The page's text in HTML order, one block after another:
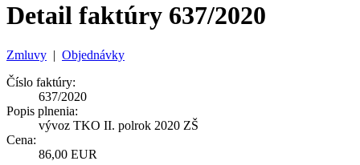
Detail faktúry 637/2020
Zmluvy | Objednávky
Číslo faktúry:
637/2020
Popis plnenia:
vývoz TKO II. polrok 2020 ZŠ
Cena:
86,00 EUR